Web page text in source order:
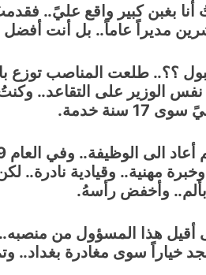
1983 شعرتُ أنا بغبن كبير واقع
مديراً عاماً.. بل أنت
؟؟.. طلعت المناصب توزع
الوزير على التقاعد..
مهنية.. وقيادية
وأخفض رأسهُ.
هذا المسؤول من
خياراً سوى مغادرة بغداد..